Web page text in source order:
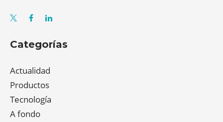
Categorías
Actualidad
Productos
Tecnología
A fondo